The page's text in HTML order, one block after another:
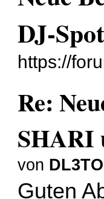
DJ-
https://
Re:
SHARI
von DL3TO
Guten